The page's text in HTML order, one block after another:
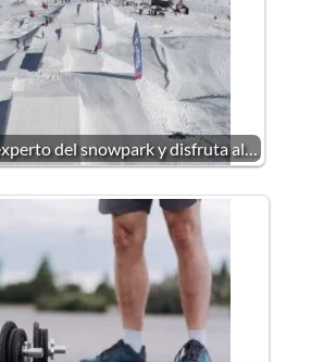
del snowpark y disfruta al…